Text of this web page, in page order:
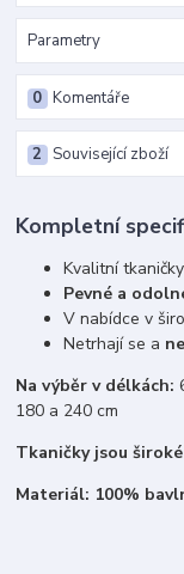
Parametry
Komentáře
0
Související zboží
2
Kompletní
Kvalitní
Pevné a
V nabídce v
Netrhají se a
Na výběr v délkách:
180 a 240 cm
Tkaničky jsou široké
Materiál: 100%